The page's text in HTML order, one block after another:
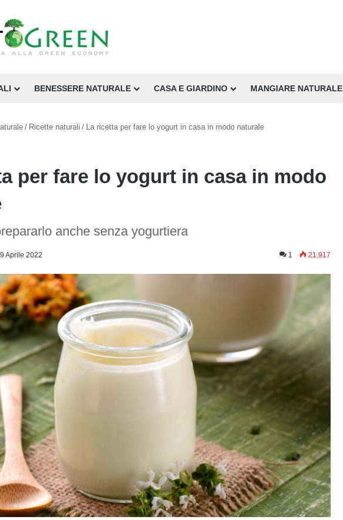
BENESSERE NATURALE CASA E GIARDINO MANGIARE NATURALE
/ Ricette naturali / La ricetta per fare lo yogurt in casa in modo naturale
per fare lo yogurt in casa in modo
anche senza yogurtiera
Aprile 2022 1 21.917